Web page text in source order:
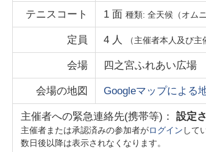
テニスコート 1 面種類:全天候（オムニ
定員 4 人 （主催者本人及び
会場 四之宮ふれあい広場
会場の地図 Googleマップによる
主催者への緊急連絡先(携帯等)：設定
主催者または承認済みの参加者がログイン して
数日後以降は表示されなくなります。